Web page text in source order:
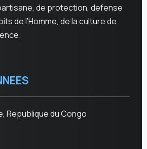
de protection, defense
de l’Homme, de la culture de
Republique du Congo